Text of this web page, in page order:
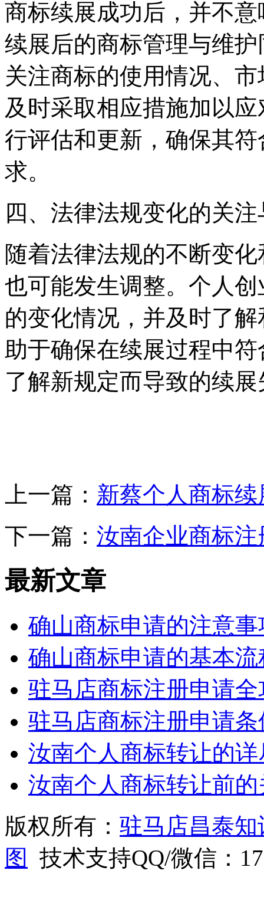
商标续展成功后，并不
续展后的商标管理与维
关注商标的使用情况、
及时采取相应措施加以
行评估和更新，确保其
求。
四、法律法规变化的关
随着法律法规的不断变
也可能发生调整。个人
的变化情况，并及时了
助于确保在续展过程中
了解新规定而导致的续
上一篇： 新蔡个人商标
下一篇： 汝南企业商标
最新文章
确山商标申请的注意事
确山商标申请的基本流
驻马店商标注册申请全
驻马店商标注册申请
汝南个人商标转让的
汝南个人商标转让前
版权所有： 驻马店昌泰
图
技术支持QQ/微信：